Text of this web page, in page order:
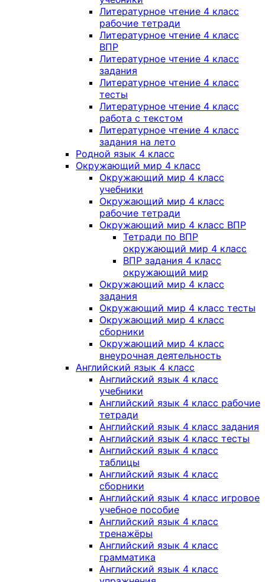
Литературное чтение 4 класс
рабочие тетради
Литературное чтение 4 класс
ВПР
Литературное чтение 4 класс
задания
Литературное чтение 4 класс
тесты
Литературное чтение 4 класс
работа с текстом
Литературное чтение 4 класс
задания на лето
Родной язык 4 класс
Окружающий мир 4 класс
Окружающий мир 4 класс
учебники
Окружающий мир 4 класс
рабочие тетради
Окружающий мир 4 класс ВПР
Тетради по ВПР
окружающий мир 4 класс
ВПР задания 4 класс
окружающий мир
Окружающий мир 4 класс
задания
Окружающий мир 4 класс тесты
Окружающий мир 4 класс
сборники
Окружающий мир 4 класс
внеурочная деятельность
Английский язык 4 класс
Английский язык 4 класс
учебники
Английский язык 4 класс рабочие
тетради
Английский язык 4 класс задания
Английский язык 4 класс тесты
Английский язык 4 класс
таблицы
Английский язык 4 класс
сборники
Английский язык 4 класс игровое
учебное пособие
Английский язык 4 класс
тренажёры
Английский язык 4 класс
грамматика
Английский язык 4 класс